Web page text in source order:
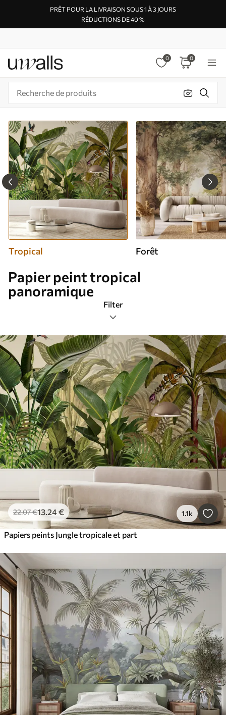
PRÊT POUR LA LIVRAISON SOUS 1 À 3 JOURS
RÉDUCTIONS DE 40 %
0 0
Tropical Forêt
Papier peint tropical
panoramique
Filter
Étiquettes de design
Format de l’image
Palette de couleurs
Intelligent
Réinitialiser tous les filtres
22.07€13.24€ 1.1k
Papiers peints Jungle tropicale et part